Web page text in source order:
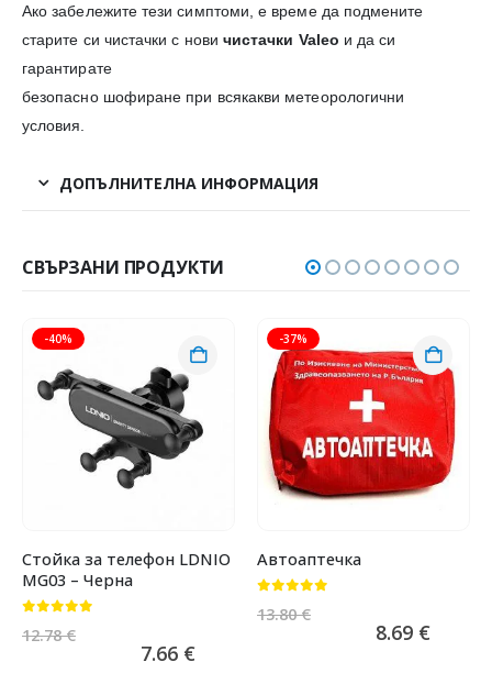
Ако забележите тези симптоми, е време да подмените
старите си чистачки с нови чистачки Valeo и да си
гарантирате
безопасно шофиране при всякакви метеорологични
условия.
ДОПЪЛНИТЕЛНА ИНФОРМАЦИЯ
СВЪРЗАНИ ПРОДУКТИ
-40%
Стойка за телефон LDNIO
MG03 – Черна
12.78€
7.66 €
-37%
Автоаптечка
13.80€
8.69 €